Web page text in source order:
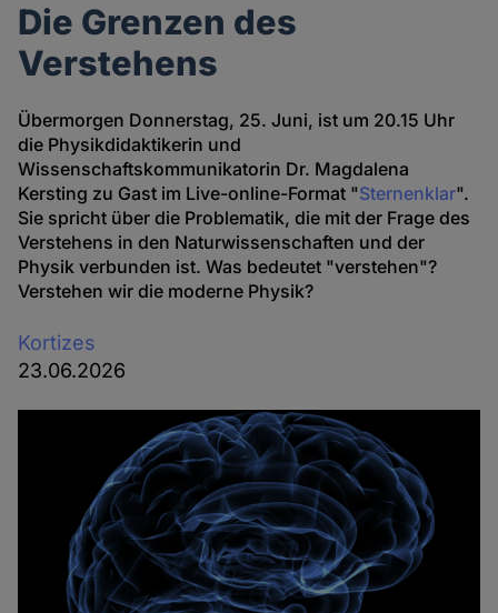
Die Grenzen des
Verstehens
Übermorgen Donnerstag, 25. Juni, ist um 20.15 Uhr
die Physikdidaktikerin und
Wissenschaftskommunikatorin Dr. Magdalena
Kersting zu Gast im Live-online-Format "Sternenklar".
Sie spricht über die Problematik, die mit der Frage des
Verstehens in den Naturwissenschaften und der
Physik verbunden ist. Was bedeutet "verstehen"?
Verstehen wir die moderne Physik?
Kortizes
23.06.2026